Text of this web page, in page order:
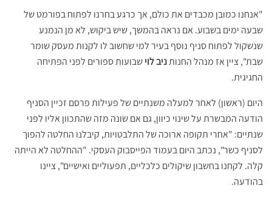
"אנחנו כמובן מכבדים את כולם, אך כרגע בחרנו לפתוח בפורמט של
שבעה ימים בשבוע. אם נראה בהמשך, שיש ביקוש, לא מן הנמנע
שנשקול לפתוח סניף נוסף בעיר למי שחשוב לו לקנות מעסק שומר
שבת", ציין אז מנהל החנותניב לוישבועות ספורים לפני הפתיחה
החגיגית.
היום (ראשון) לאחר למעלה משנתיים של פעילות פרסם זכיין הסניף
הודעה המבשרת על שינוי כיוון, גם אם שונה מזה שהתכוון אליו לפני
שנתיים: "אחרי תקופה ארוכה של התלבטויות, קיבלנו החלטה להפוך
לסניף כשר", נכתב היום בעמוד הפייסבוק העסקי. "ההחלטה לא הייתה
קלה. לקחנו בחשבון שיקולים כלכליים, תפעוליים ואישיים", ציינו
בהודעה.